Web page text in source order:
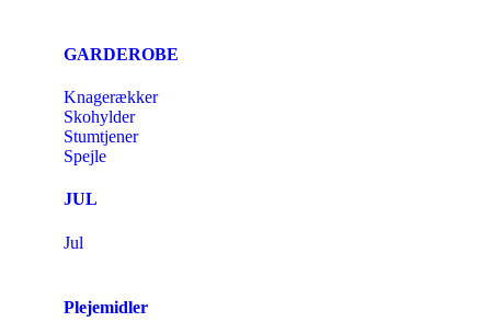
GARDEROBE
Knagerækker
Skohylder
Stumtjener
Spejle
JUL
Jul
Plejemidler